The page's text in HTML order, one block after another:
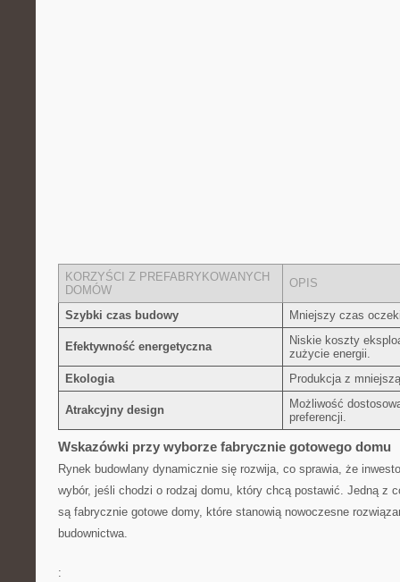
KORZYŚCI‍ Z⁣ PREFABRYKOWANYCH
DOMÓW
OPIS
Szybki⁢ czas budowy Mniejszy ‌czas‌
Efektywność energetyczna
Niskie ‌koszty⁣
zużycie energii.
Ekologia
Produkcja z
Atrakcyjny design
Możliwość
preferencji.
Wskazówki​ przy wyborze fabrycznie⁣ gotowego domu
Rynek budowlany dynamicznie się rozwija, co sprawia, że
wybór, ‍jeśli‍ chodzi o rodzaj ⁣domu,​ który⁣ chcą ⁣postawić. Jedną z
są fabrycznie gotowe​ domy,​ które stanowią nowoczesne
budownictwa.
: